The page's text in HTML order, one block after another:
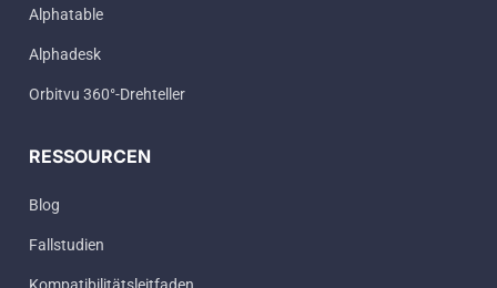
Alphatable
Alphadesk
Orbitvu 360°-Drehteller
RESSOURCEN
Blog
Fallstudien